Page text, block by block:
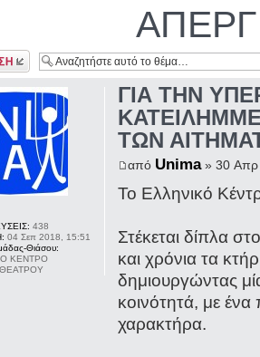
ΓΙΑ ΤΗΝ
ΤΩΝ
από Unima» 30 Απρ
Το Ελληνικό
Στέκεται δίπλα
και χρόνια τα
δημιουργώντας
κοινότητά, με
χαρακτήρα.
438
04 Σεπ 2018, 15:51
Θιάσου:
ΚΕΝΤΡΟ